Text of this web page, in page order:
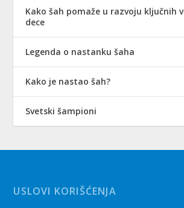
Kako šah pomaže u razvoju ključnih
dece
Legenda o nastanku šaha
Kako je nastao šah?
Svetski šampioni
USLOVI KORIŠĆENJA